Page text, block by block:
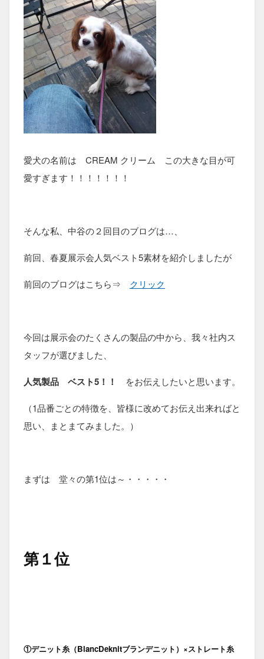
愛犬の名前は CREAM クリーム この大きな目が可
愛すぎます！！！！！！！
そんな私、中谷の２回目のブログは…、
前回、春夏展示会人気ベスト5素材を紹介しましたが
前回のブログはこちら⇒ クリック
今回は展示会のたくさんの製品の中から、我々社内ス
タッフが選びました、
人気製品 ベスト5！！ をお伝えしたいと思います。
（1品番ごとの特徴を、皆様に改めてお伝え出来ればと
思い、まとまてみました。）
まずは 堂々の第1位は～・・・・・
第１位
①デニット糸（BlancDeknitブランデニット）×ストレート糸